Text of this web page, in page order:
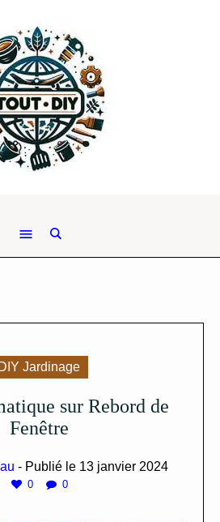
DIY Jardinage
Fenêtre
- Publié le 13 janvier 2024
0 0